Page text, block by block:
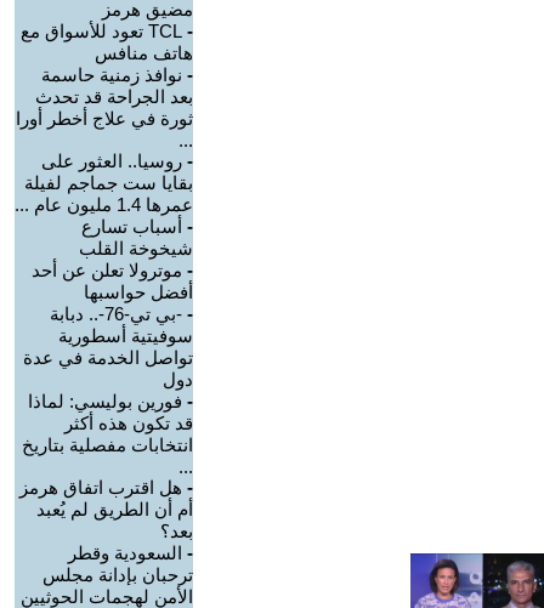
مضيق هرمز
-
TCL تعود للأسواق مع
هاتف منافس
- نوافذ زمنية حاسمة
بعد الجراحة قد تحدث
ثورة في علاج أخطر أورا
...
- روسيا.. العثور على
بقايا ست جماجم لفيلة
عمرها 1.4 مليون عام ...
- أسباب تسارع
شيخوخة القلب
- موترولا تعلن عن أحد
أفضل حواسبها
-
-بي تي-76-.. دبابة
سوفيتية أسطورية
تواصل الخدمة في عدة
دول
- فورين بوليسي: لماذا
قد تكون هذه أكثر
انتخابات مفصلية بتاريخ
...
- هل اقترب اتفاق هرمز
أم أن الطريق لم يُعبد
بعد؟
- السعودية وقطر
ترحبان بإدانة مجلس
الأمن لهجمات الحوثيين